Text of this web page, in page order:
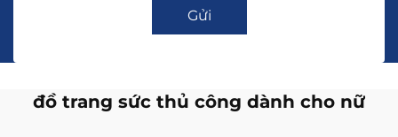
Gửi
đồ trang sức thủ công dành cho nữ